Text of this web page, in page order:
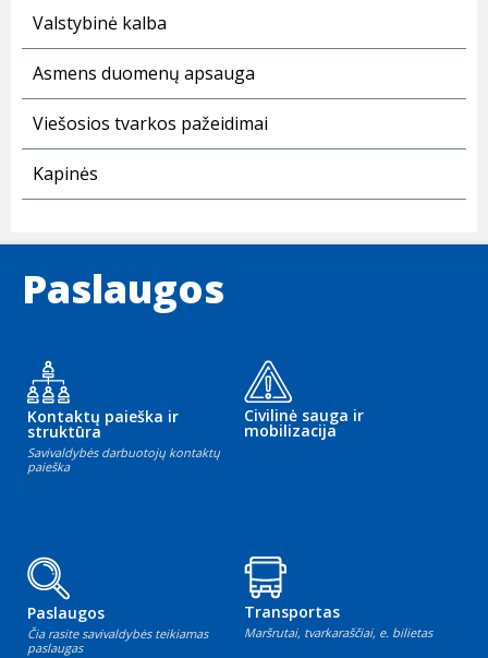
Valstybinė kalba
Asmens duomenų apsauga
Viešosios tvarkos pažeidimai
Kapinės
Paslaugos
Kontaktų paieška ir
struktūra
Savivaldybės darbuotojų kontaktų
paieška
Civilinė sauga ir
mobilizacija
Paslaugos
Čia rasite savivaldybės teikiamas
paslaugas
Transportas
Maršrutai, tvarkaraščiai, e. bilietas